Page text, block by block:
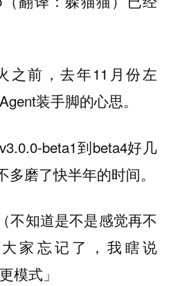
之前，去年11月份左
装手脚的心思。
beta1到beta4好几
磨了快半年的时间。
不知道是不是感觉再不
家忘记了，我瞎说
模式」